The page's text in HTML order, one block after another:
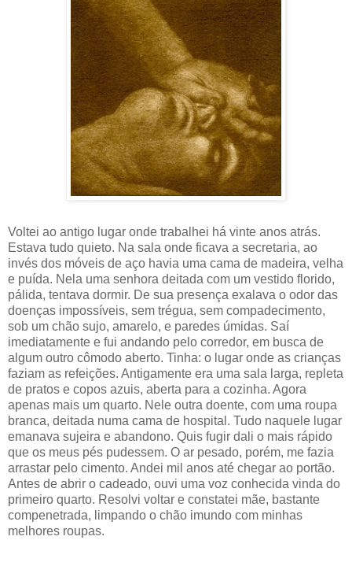
Voltei ao antigo lugar onde trabalhei há vinte anos atrás.
Estava tudo quieto. Na sala onde ficava a secretaria, ao
invés dos móveis de aço havia uma cama de madeira, velha
e puída. Nela uma senhora deitada com um vestido florido,
pálida, tentava dormir. De sua presença exalava o odor das
doenças impossíveis, sem trégua, sem compadecimento,
sob um chão sujo, amarelo, e paredes úmidas. Saí
imediatamente e fui andando pelo corredor, em busca de
algum outro cômodo aberto. Tinha: o lugar onde as crianças
faziam as refeições. Antigamente era uma sala larga, repleta
de pratos e copos azuis, aberta para a cozinha. Agora
apenas mais um quarto. Nele outra doente, com uma roupa
branca, deitada numa cama de hospital. Tudo naquele lugar
emanava sujeira e abandono. Quis fugir dali o mais rápido
que os meus pés pudessem. O ar pesado, porém, me fazia
arrastar pelo cimento. Andei mil anos até chegar ao portão.
Antes de abrir o cadeado, ouvi uma voz conhecida vinda do
primeiro quarto. Resolvi voltar e constatei mãe, bastante
compenetrada, limpando o chão imundo com minhas
melhores roupas.